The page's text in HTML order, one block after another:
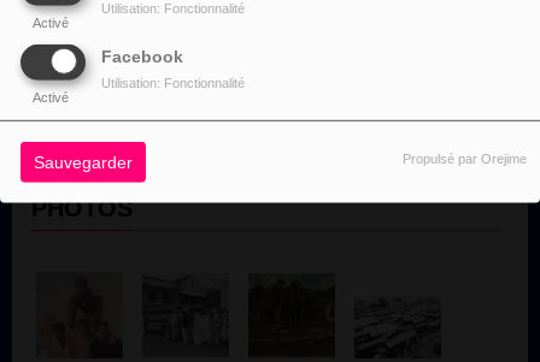
Activé
Utilisation: Fonctionnalité
Facebook
Activé
Utilisation: Fonctionnalité
Sauvegarder Propulsé par Orejime
MAURICIEN FRANCE
Mauriciens qui habite enfrance
PHOTOS